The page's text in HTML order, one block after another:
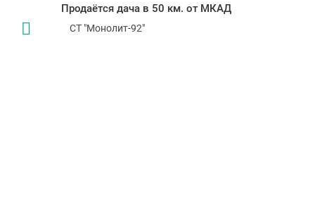
Продаётся дача в 50 км. от МКАД
СТ "Монолит-92"